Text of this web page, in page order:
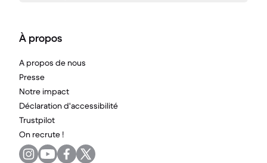
À propos
A propos de nous
Presse
Notre impact
Déclaration d'accessibilité
Trustpilot
On recrute !